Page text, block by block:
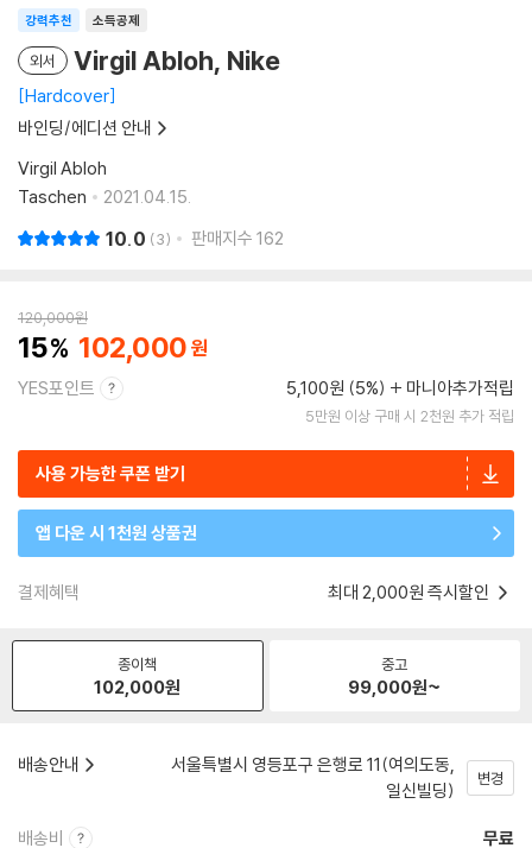
소득공제
강력추천
외서 Virgil Abloh, Nike
Hardcover
바인딩/에디션 안내
Virgil Abloh
Taschen
2021.04.15.
10.0 3 판매지수 162
120,000원
15 102,000
YES포인트 5,100원 (5%) 마니아추가적립
5만원 이상 구매 시 2천원 추가 적립
사용 가능한 쿠폰 받기
앱 다운 시 1천원 상품권
결제혜택 최대 2,000원 즉시할인
종이책
102,000원
중고
99,000원~
배송안내
서울특별시 영등포구 은행로 11(여의도동,
일신빌딩)
변경
배송비 무료